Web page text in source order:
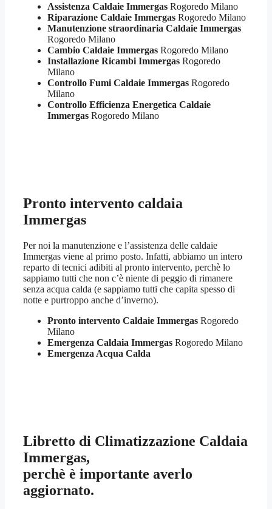
Assistenza Caldaie Immergas Rogoredo Milano
Riparazione Caldaie Immergas Rogoredo Milano
Manutenzione straordinaria Caldaie Immergas
Rogoredo Milano
Cambio Caldaie Immergas Rogoredo Milano
Installazione Ricambi Immergas Rogoredo
Milano
Controllo Fumi Caldaie Immergas Rogoredo
Milano
Controllo Efficienza Energetica Caldaie
Immergas Rogoredo Milano
Pronto intervento caldaia
Immergas
Per noi la manutenzione e l’assistenza delle caldaie
Immergas viene al primo posto. Infatti, abbiamo un intero
reparto di tecnici adibiti al pronto intervento, perchè lo
sappiamo tutti che non c’è niente di peggio di rimanere
senza acqua calda (e sappiamo tutti che capita spesso di
notte e purtroppo anche d’inverno).
Pronto intervento Caldaie Immergas Rogoredo
Milano
Emergenza Caldaia Immergas Rogoredo Milano
Emergenza Acqua Calda
Libretto di Climatizzazione Caldaia
Immergas,
perchè è importante averlo
aggiornato.